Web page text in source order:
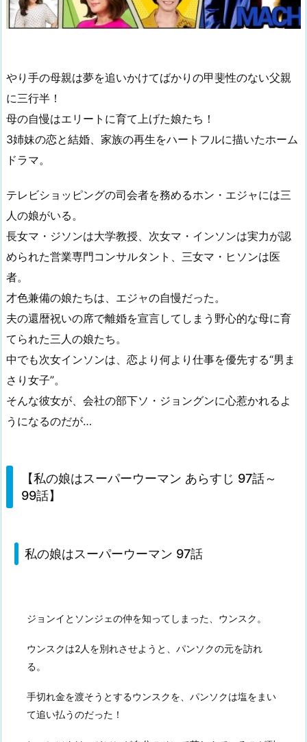
やり手の母親は夢を追いかけてばかりの甲斐性のない父親
に三行半！
母の自慢はエリートに育て上げた娘たち！
3姉妹の恋と結婚、家族の再生をハートフルに描いたホーム
ドラマ。
テレビショッピングの司会者を務めるホン・エジャには三
人の娘がいる。
長女マ・ジソンは大学教授、次女マ・インソンは実力が認
められた営業専門コンサルタント、三女マ・ヒソンは医
者。
才色兼備の娘たちは、エジャの自慢だった。
夫の還暦祝いの席で離婚を宣言してしまう野心的な母に育
てられた三人の娘たち。
中でも次女インソンは、恋より何より仕事を優先する“男ま
さり女子”。
そんな彼女が、会社の部下ソ・ジョングンに心惹かれるよ
うになるのだが…
【私の娘はスーパーウーマン あらすじ 97話～
99話】
私の娘はスーパーウーマン 97話
ジョンイとソンジェの仲を知ってしまった、ウンスク。
ウンスクは2人を別れさせようと、パンソクの元を訪れ
る。
手切れ金を渡そうとするウンスクを、パンソクは塩をまい
て追い払うのだった！